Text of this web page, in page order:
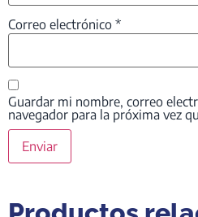
Correo electrónico *
Guardar mi nombre, correo
navegador para la próxima vez